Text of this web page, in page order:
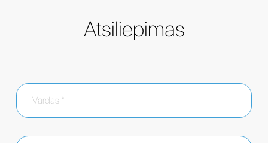
Atsiliepimas